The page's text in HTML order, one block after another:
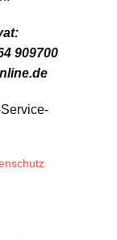
909700
Service-